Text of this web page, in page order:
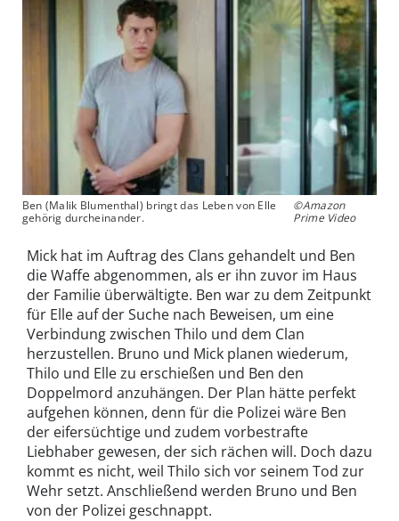
Ben (Malik Blumenthal) bringt das Leben von Elle
gehörig durcheinander.
©Amazon
Prime Video
Mick hat im Auftrag des Clans gehandelt und Ben
die Waffe abgenommen, als er ihn zuvor im Haus
der Familie überwältigte. Ben war zu dem Zeitpunkt
für Elle auf der Suche nach Beweisen, um eine
Verbindung zwischen Thilo und dem Clan
herzustellen. Bruno und Mick planen wiederum,
Thilo und Elle zu erschießen und Ben den
Doppelmord anzuhängen. Der Plan hätte perfekt
aufgehen können, denn für die Polizei wäre Ben
der eifersüchtige und zudem vorbestrafte
Liebhaber gewesen, der sich rächen will. Doch dazu
kommt es nicht, weil Thilo sich vor seinem Tod zur
Wehr setzt. Anschließend werden Bruno und Ben
von der Polizei geschnappt.